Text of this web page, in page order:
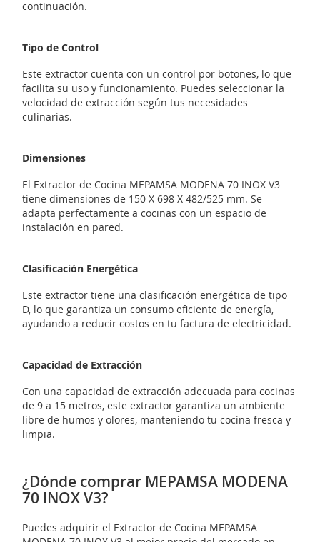
continuación.
Tipo de Control
Este extractor cuenta con un control por botones, lo que
facilita su uso y funcionamiento. Puedes seleccionar la
velocidad de extracción según tus necesidades
culinarias.
Dimensiones
El Extractor de Cocina MEPAMSA MODENA 70 INOX V3
tiene dimensiones de 150 X 698 X 482/525 mm. Se
adapta perfectamente a cocinas con un espacio de
instalación en pared.
Clasificación Energética
Este extractor tiene una clasificación energética de tipo
D, lo que garantiza un consumo eficiente de energía,
ayudando a reducir costos en tu factura de electricidad.
Capacidad de Extracción
Con una capacidad de extracción adecuada para cocinas
de 9 a 15 metros, este extractor garantiza un ambiente
libre de humos y olores, manteniendo tu cocina fresca y
limpia.
¿Dónde comprar MEPAMSA MODENA
70 INOX V3?
Puedes adquirir el Extractor de Cocina MEPAMSA